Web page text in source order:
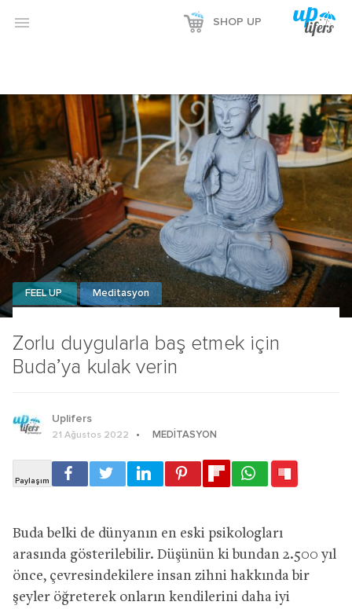
 SHOP UP
Zorlu duygularla baş etmek için
Buda’ya kulak verin
FEEL UP Meditasyon
Uplifers
21 Ağustos 2022 MEDITASYON
Buda belki de dünyanın en eski psikologları
arasında gösterilebilir. Düşünün ki bundan 2.500 yıl
önce, çevresindekilere insan zihni hakkında bir
şeyler öğreterek onların kendilerini daha iyi